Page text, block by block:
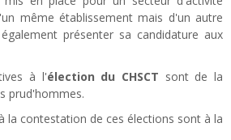
même établissement mais d'un autre
présenter sa candidature aux
à l'élection du CHSCT sont de la
prud'hommes.
la contestation de ces élections sont à la